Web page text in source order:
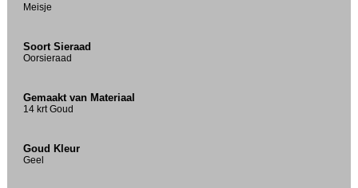
Meisje
Soort Sieraad
Oorsieraad
Gemaakt van Materiaal
14 krt Goud
Goud Kleur
Geel